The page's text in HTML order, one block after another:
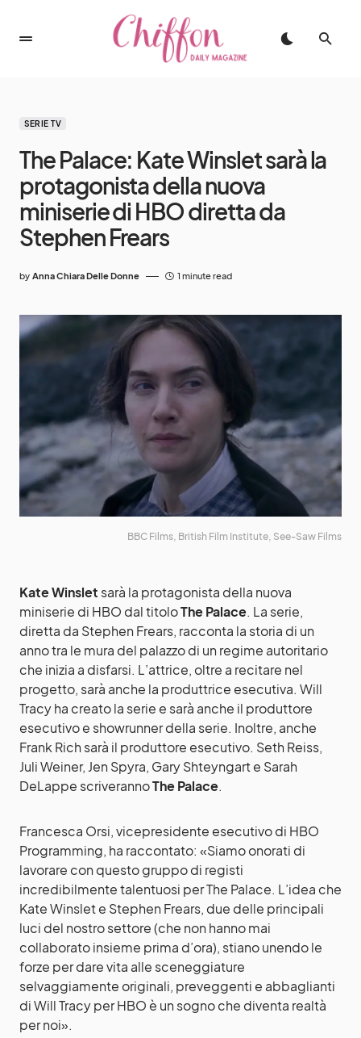
SERIE TV
The Palace: Kate Winslet sarà la
protagonista della nuova
miniserie di HBO diretta da
Stephen Frears
by Anna Chiara Delle Donne 1 minute read
BBC Films, British Film Institute, See-Saw Films
Kate Winslet sarà la protagonista della nuova
miniserie di HBO dal titoloThe Palace. La serie,
diretta da Stephen Frears, racconta la storia di un
anno tra le mura del palazzo di un regime autoritario
che inizia a disfarsi. L’attrice, oltre a recitare nel
progetto, sarà anche la produttrice esecutiva. Will
Tracy ha creato la serie e sarà anche il produttore
esecutivo e showrunner della serie. Inoltre, anche
Frank Rich sarà il produttore esecutivo. Seth Reiss,
Juli Weiner, Jen Spyra, Gary Shteyngart e Sarah
DeLappe scriverannoThe Palace.
Francesca Orsi, vicepresidente esecutivo di HBO
Programming, ha raccontato: «Siamo onorati di
lavorare con questo gruppo di registi
incredibilmente talentuosi per The Palace. L’idea che
Kate Winslet e Stephen Frears, due delle principali
luci del nostro settore (che non hanno mai
collaborato insieme prima d’ora), stiano unendo le
forze per dare vita alle sceneggiature
selvaggiamente originali, preveggenti e abbaglianti
di Will Tracy per HBO è un sogno che diventa realtà
per noi».